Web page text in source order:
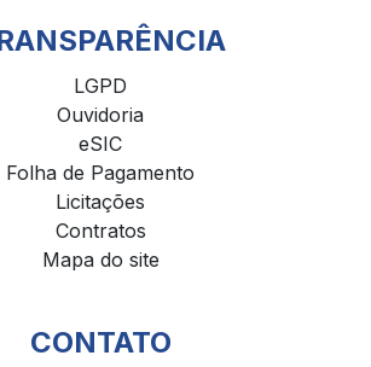
LGPD
Ouvidoria
eSIC
Folha de Pagamento
Licitações
Contratos
Mapa do site
CONTATO